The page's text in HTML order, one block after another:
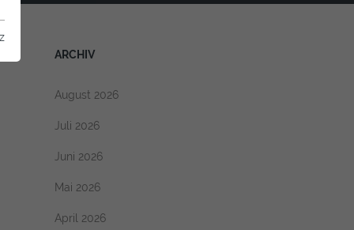
ARCHIV
August 2026
Juli 2026
Juni 2026
Mai 2026
April 2026